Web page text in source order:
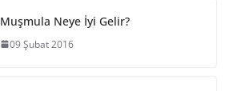
Muşmula Neye İyi Gelir?
09 Şubat 2016